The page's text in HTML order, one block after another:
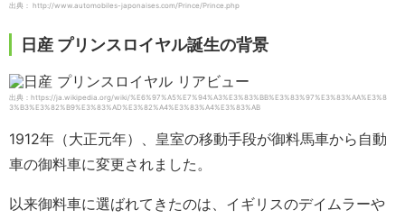
出典： http://www.automobiles-japonaises.com/Prince/Prince.php
日産 プリンスロイヤル誕生の背景
出典：https://ja.wikipedia.org/wiki/%E6%97%A5%E7%94%A3%E3%83%BB%E3%83%97%E3%83%AA%E3%8
3%B3%E3%82%B9%E3%83%AD%E3%82%A4%E3%83%A4%E3%83%AB
1912年（大正元年）、皇室の移動手段が御料馬車から自動
車の御料車に変更されました。
以来御料車に選ばれてきたのは、イギリスのデイムラーや